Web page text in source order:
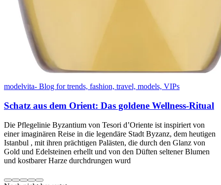
modelvita- Blog for trends, fashion, travel, models, VIPs
Schatz aus dem Orient: Das goldene Wellness-Ritual
Die Pflegelinie Byzantium von Tesori d’Oriente ist inspiriert von
einer imaginären Reise in die legendäre Stadt Byzanz, dem heutigen
Istanbul , mit ihren prächtigen Palästen, die durch den Glanz von
Gold und Edelsteinen erhellt und von den Düften seltener Blumen
und kostbarer Harze durchdrungen wurd